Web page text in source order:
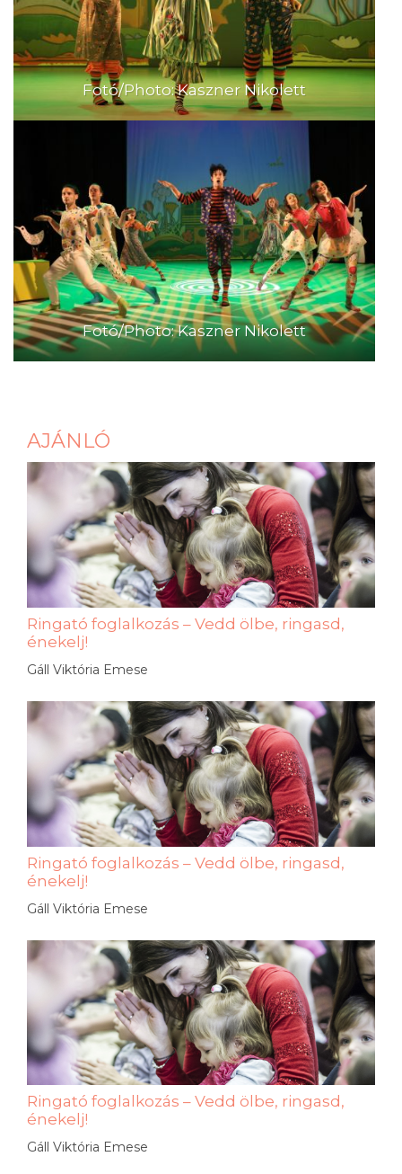
Fotó/Photo: Kaszner Nikolett
Fotó/Photo: Kaszner Nikolett
AJÁNLÓ
Ringató foglalkozás – Vedd ölbe, ringasd,
énekelj!
Gáll Viktória Emese
Ringató foglalkozás – Vedd ölbe, ringasd,
énekelj!
Gáll Viktória Emese
Ringató foglalkozás – Vedd ölbe, ringasd,
énekelj!
Gáll Viktória Emese